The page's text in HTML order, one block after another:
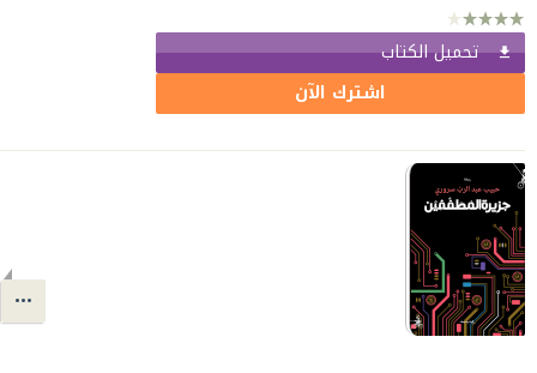
تحميل الكتاب
اشترك الآن